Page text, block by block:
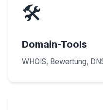
🛠️
Domain-Tools
WHOIS, Bewertung,